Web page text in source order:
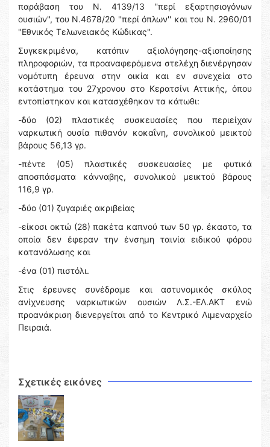
παράβαση του Ν. 4139/13 ''περί εξαρτησιογόνων
ουσιών'', του Ν.4678/20 ''περί όπλων'' και του Ν. 2960/01
''Εθνικός Τελωνειακός Κώδικας''.
Συγκεκριμένα, κατόπιν αξιολόγησης-αξιοποίησης
πληροφοριών, τα προαναφερόμενα στελέχη διενέργησαν
νομότυπη έρευνα στην οικία και εν συνεχεία στο
κατάστημα του 27χρονου στο Κερατσίνι Αττικής, όπου
εντοπίστηκαν και κατασχέθηκαν τα κάτωθι:
-δύο (02) πλαστικές συσκευασίες που περιείχαν
ναρκωτική ουσία πιθανόν κοκαΐνη, συνολικού μεικτού
βάρους 56,13 γρ.
-πέντε (05) πλαστικές συσκευασίες με φυτικά
αποσπάσματα κάνναβης, συνολικού μεικτού βάρους
116,9 γρ.
-δύο (01) ζυγαριές ακριβείας
-είκοσι οκτώ (28) πακέτα καπνού των 50 γρ. έκαστο, τα
οποία δεν έφεραν την ένσημη ταινία ειδικού φόρου
κατανάλωσης και
-ένα (01) πιστόλι.
Στις έρευνες συνέδραμε και αστυνομικός σκύλος
ανίχνευσης ναρκωτικών ουσιών Λ.Σ.-ΕΛ.ΑΚΤ ενώ
προανάκριση διενεργείται από το Κεντρικό Λιμεναρχείο
Πειραιά.
Σχετικές εικόνες